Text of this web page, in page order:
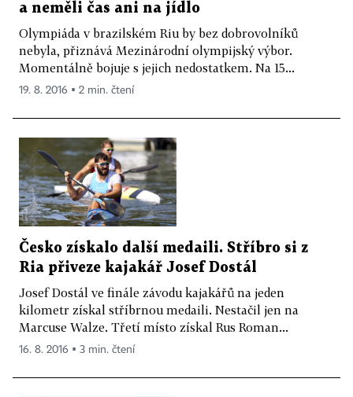
a neměli čas ani na jídlo
Olympiáda v brazilském Riu by bez dobrovolníků
nebyla, přiznává Mezinárodní olympijský výbor.
Momentálně bojuje s jejich nedostatkem. Na 15...
19. 8. 2016 ▪ 2 min. čtení
Česko získalo další medaili. Stříbro si z
Ria přiveze kajakář Josef Dostál
Josef Dostál ve finále závodu kajakářů na jeden
kilometr získal stříbrnou medaili. Nestačil jen na
Marcuse Walze. Třetí místo získal Rus Roman...
16. 8. 2016 ▪ 3 min. čtení